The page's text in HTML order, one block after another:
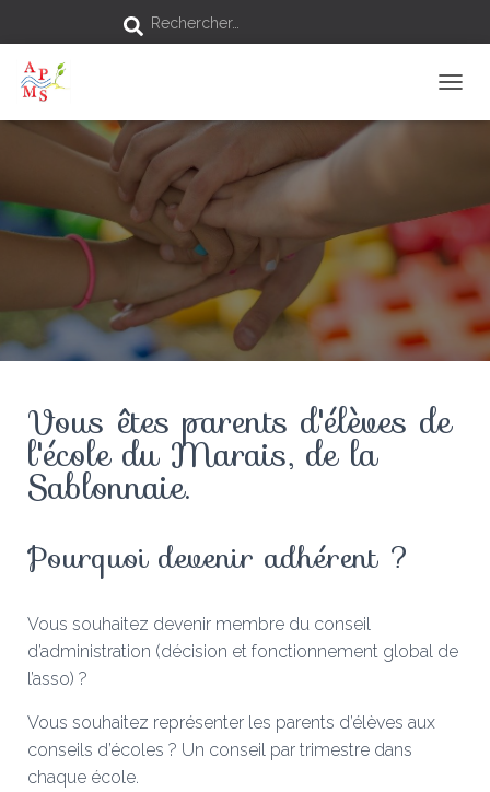
Rechercher…
É
A
A
I
Vous êtes parents d'élèves de
l'école du Marais, de la
Sablonnaie.
Pourquoi devenir adhérent ?
Vous souhaitez devenir membre du conseil
d’administration (décision et fonctionnement global de
l’asso) ?
Vous souhaitez représenter les parents d’élèves aux
conseils d’écoles ? Un conseil par trimestre dans
chaque école.